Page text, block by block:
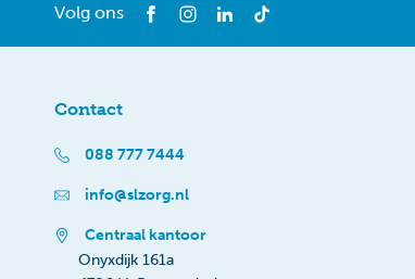
Volg ons
Contact
088 777 7444
info@slzorg.nl
Centraal kantoor
Onyxdijk 161a